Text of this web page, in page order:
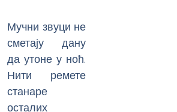
Мучни звуци не
сметају дану
да утоне у ноћ.
Нити ремете
станаре
осталих